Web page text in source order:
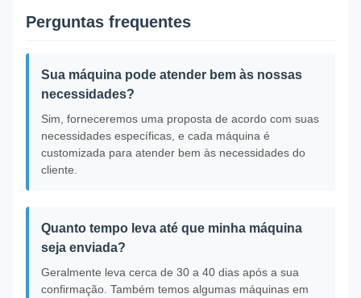
Perguntas frequentes
Sua máquina pode atender bem às nossas
necessidades?
Sim, forneceremos uma proposta de acordo com suas
necessidades específicas, e cada máquina é
customizada para atender bem às necessidades do
cliente.
Quanto tempo leva até que minha máquina
seja enviada?
Geralmente leva cerca de 30 a 40 dias após a sua
confirmação. Também temos algumas máquinas em